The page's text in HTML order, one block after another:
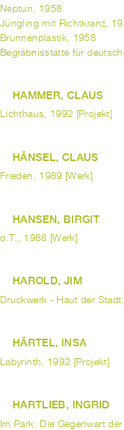
Neptun, 1958
Jüngling mit Richtkranz,
Brunnenplastik, 1958
Begräbnisstätte für
HAMMER, CLAUS
Lichthaus, 1992 [Projekt]
HÄNSEL, CLAUS
Frieden, 1989 [Werk]
HANSEN, BIRGIT
o.T., 1988 [Werk]
HAROLD, JIM
Druckwerk - Haut der
HÄRTEL, INSA
Labyrinth, 1992 [Projekt]
HARTLIEB, INGRID
Im Park: Die Gegenwart